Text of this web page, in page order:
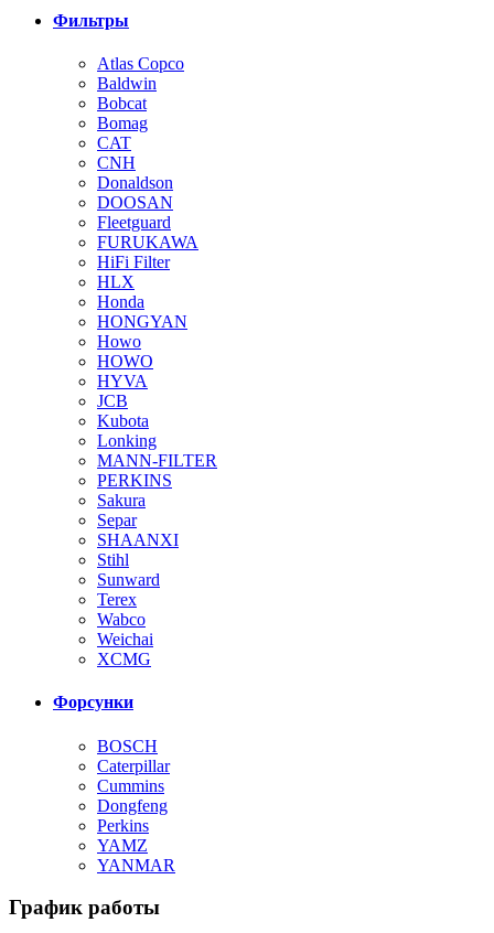
Фильтры
Atlas Copco
Baldwin
Bobcat
Bomag
CAT
CNH
Donaldson
DOOSAN
Fleetguard
FURUKAWA
HiFi Filter
HLX
Honda
HONGYAN
Howo
HOWO
HYVA
JCB
Kubota
Lonking
MANN-FILTER
PERKINS
Sakura
Separ
SHAANXI
Stihl
Sunward
Terex
Wabco
Weichai
XCMG
Форсунки
BOSCH
Caterpillar
Cummins
Dongfeng
Perkins
YAMZ
YANMAR
График работы